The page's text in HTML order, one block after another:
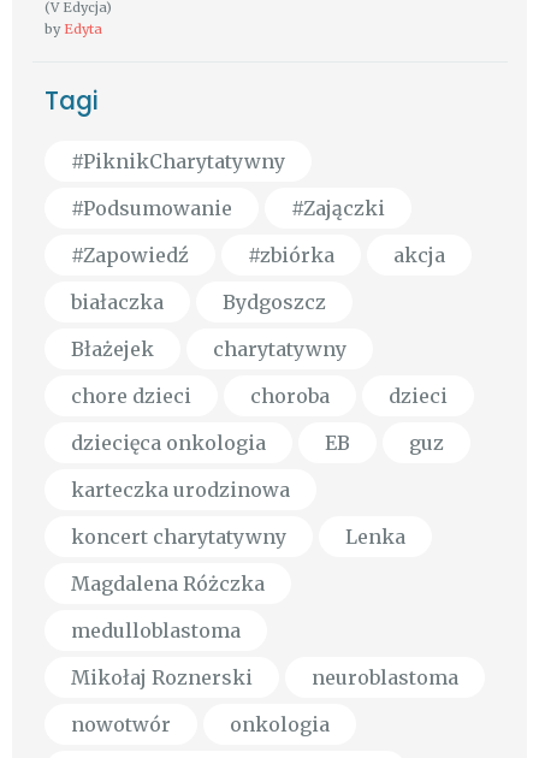
(V Edycja)
by Edyta
Tagi
#PiknikCharytatywny
#Podsumowanie
#Zajączki
#Zapowiedź
#zbiórka
akcja
białaczka
Bydgoszcz
Błażejek
charytatywny
chore dzieci
choroba
dzieci
dziecięca onkologia
EB
guz
karteczka urodzinowa
koncert charytatywny
Lenka
Magdalena Różczka
medulloblastoma
Mikołaj Roznerski
neuroblastoma
nowotwór
onkologia